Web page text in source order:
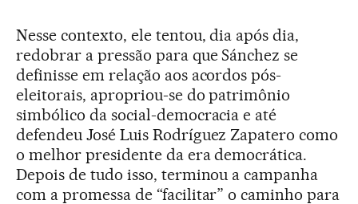
Nesse contexto, ele tentou, dia após dia,
redobrar a pressão para que Sánchez se
definisse em relação aos acordos pós-
eleitorais, apropriou-se do patrimônio
simbólico da social-democracia e até
defendeu José Luis Rodríguez Zapatero como
o melhor presidente da era democrática.
Depois de tudo isso, terminou a campanha
com a promessa de “facilitar” o caminho para